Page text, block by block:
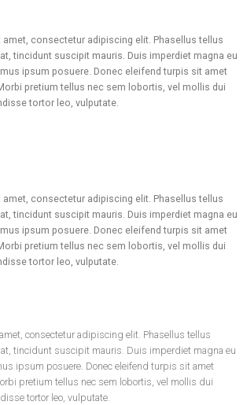
consectetur adipiscing elit. Phasellus tellus
tincidunt suscipit mauris. Duis imperdiet magna eu
ipsum posuere. Donec eleifend turpis sit amet
pretium tellus nec sem lobortis, vel mollis dui
tortor leo, vulputate.
consectetur adipiscing elit. Phasellus tellus
tincidunt suscipit mauris. Duis imperdiet magna eu
ipsum posuere. Donec eleifend turpis sit amet
pretium tellus nec sem lobortis, vel mollis dui
tortor leo, vulputate.
consectetur adipiscing elit. Phasellus tellus
tincidunt suscipit mauris. Duis imperdiet magna eu
ipsum posuere. Donec eleifend turpis sit amet
pretium tellus nec sem lobortis, vel mollis dui
tortor leo, vulputate.